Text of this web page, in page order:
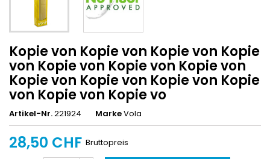
Kopie von Kopie von Kopie von Kopie
von Kopie von Kopie von Kopie von
Kopie von Kopie von Kopie von Kopie
von Kopie von Kopie vo
Artikel-Nr.221924 MarkeVola
28,50 CHF Bruttopreis